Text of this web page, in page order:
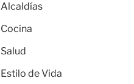
Alcaldías
Cocina
Salud
Estilo de Vida